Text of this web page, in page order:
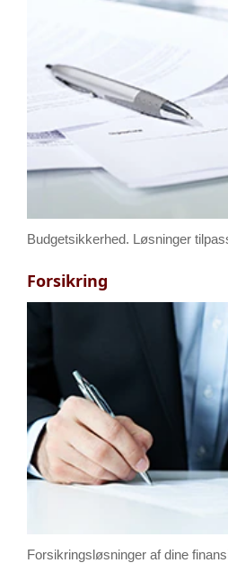
Budgetsikkerhed. Løsninger
Forsikring
Forsikringsløsninger af dine